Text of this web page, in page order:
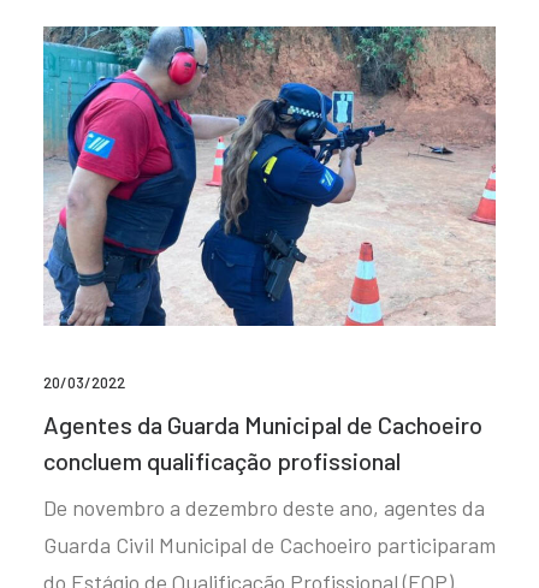
20/03/2022
Agentes da Guarda Municipal de Cachoeiro
concluem qualificação profissional
De novembro a dezembro deste ano, agentes da
Guarda Civil Municipal de Cachoeiro participaram
do Estágio de Qualificação Profissional (EQP).